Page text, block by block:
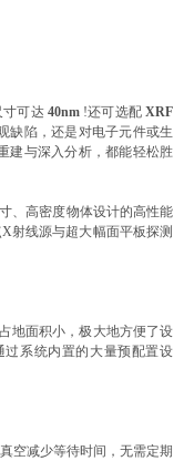
寸可达 40nm !还可选配XRF
缺陷，还是对电子元件或生
建与深入分析，都能轻松胜
、高密度物体设计的高性能
射线源与超大幅面平板探测
地面积小，极大地方便了设
系统内置的大量预配置设
空减少等待时间，无需定期